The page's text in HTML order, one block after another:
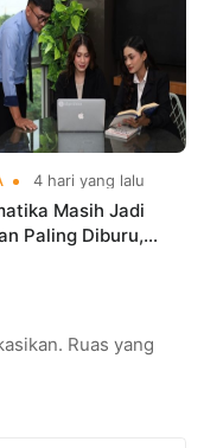
2026
4 hari yang lalu
Masih Jadi
Paling Diburu,
Ruas yang